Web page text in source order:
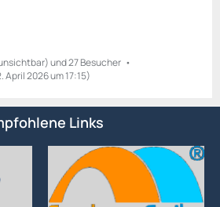
und 27 Besucher
April 2026 um 17:15)
Links